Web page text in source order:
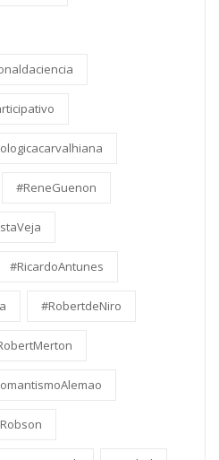
#ReneGuenon
#RicardoAntunes
#RobertdeNiro